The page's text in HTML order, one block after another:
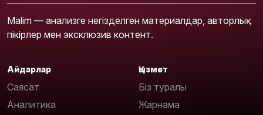
Malim — анализге негізделген материалдар, авторлық
пікірлер мен эксклюзив контент.
Айдарлар
Саясат
Аналитика
Қызмет
Біз туралы
Жарнама